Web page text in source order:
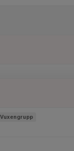
Vuxengrupp